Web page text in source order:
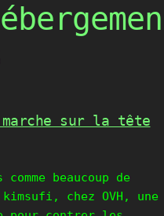
sur la tête
beaucoup de
chez OVH, une